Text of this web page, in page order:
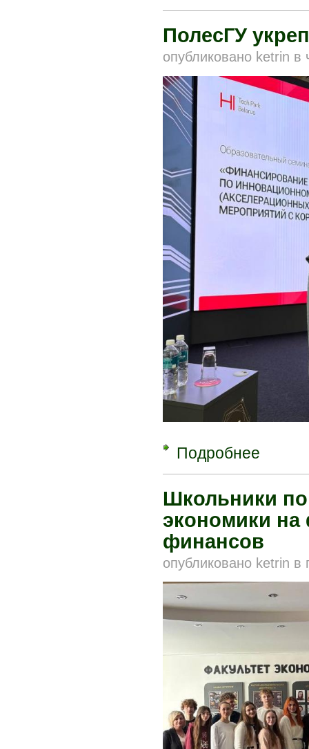
ПолесГУ
опубликовано ketrin в
Подробнее
Школьники
экономики на
финансов
опубликовано ketrin в